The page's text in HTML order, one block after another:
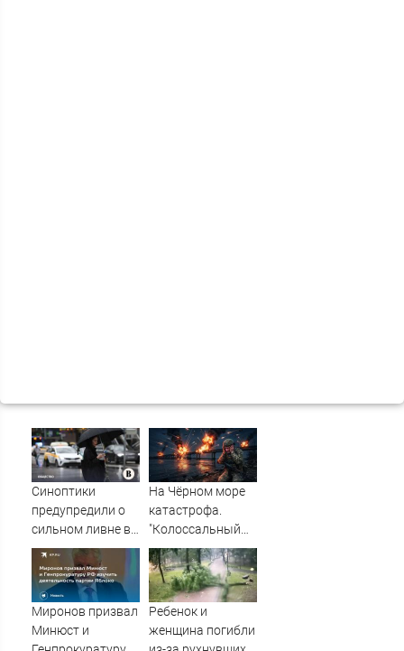
Синоптики
предупредили о
сильном ливне в
Москве 7 августа
На Чёрном море
катастрофа.
"Колоссальный
удар": Такого не
было за всю СВО
Миронов призвал
Минюст и
Ребенок и
женщина погибли